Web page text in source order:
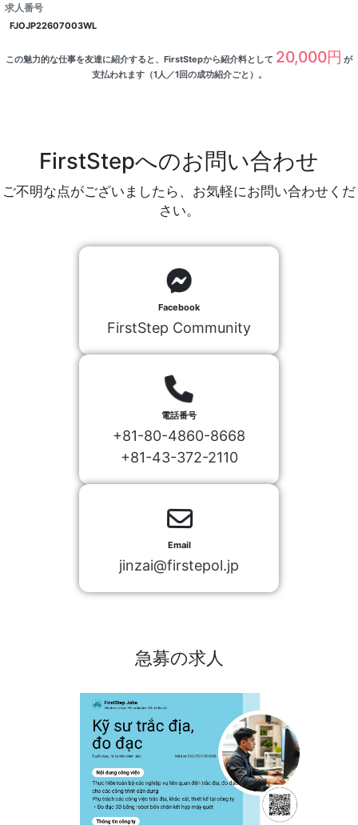
求人番号
FJOJP22607003WL
この魅力的な仕事を友達に紹介すると、FirstStepから紹介料として 20,000円 が
支払われます（1人／1回の成功紹介ごと）。
FirstStepへのお問い合わせ
ご不明な点がございましたら、お気軽にお問い合わせくだ
さい。
Facebook
FirstStep Community
電話番号
+81-80-4860-8668
+81-43-372-2110
Email
jinzai@firstepol.jp
急募の求人